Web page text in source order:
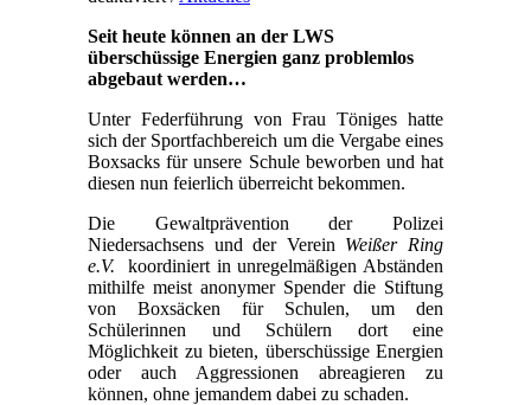
Boxsack
für
die
–
erste
Impressionen
Seit heute können an der LWS
überschüssige Energien ganz problemlos
abgebaut werden…
Unter Federführung von Frau Töniges hatte
sich der Sportfachbereich um die Vergabe eines
Boxsacks für unsere Schule beworben und hat
diesen nun feierlich überreicht bekommen.
Die Gewaltprävention der Polizei
Niedersachsens und der Verein Weißer Ring
e.V.
koordiniert in unregelmäßigen Abständen
mithilfe meist anonymer Spender die Stiftung
von Boxsäcken für Schulen, um den
Schülerinnen und Schülern dort eine
Möglichkeit zu bieten, überschüssige Energien
oder auch Aggressionen abreagieren zu
können, ohne jemandem dabei zu schaden.